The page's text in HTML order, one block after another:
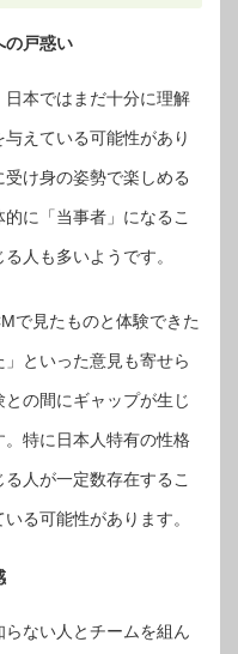
の戸惑い
本ではまだ十分に理解
えている可能性があり
け身の姿勢で楽しめる
に「当事者」になるこ
人も多いようです。
で見たものと体験できた
といった意見も寄せら
の間にギャップが生じ
特に日本人特有の性格
人が一定数存在するこ
る可能性があります。
ない人とチームを組ん